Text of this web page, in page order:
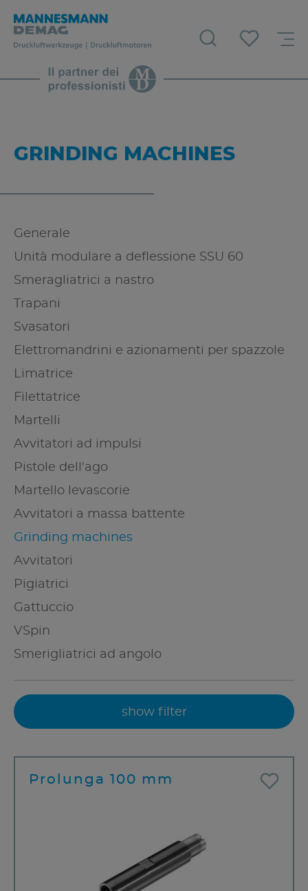
GRINDING MACHINES
Generale
Unità modulare a deflessione SSU 60
Smeragliatrici a nastro
Trapani
Svasatori
Elettromandrini e azionamenti per spazzole
Limatrice
Filettatrice
Martelli
Avvitatori ad impulsi
Pistole dell'ago
Martello levascorie
Avvitatori a massa battente
Grinding machines
Avvitatori
Pigiatrici
Gattuccio
VSpin
Smerigliatrici ad angolo
show filter
Prolunga 100 mm